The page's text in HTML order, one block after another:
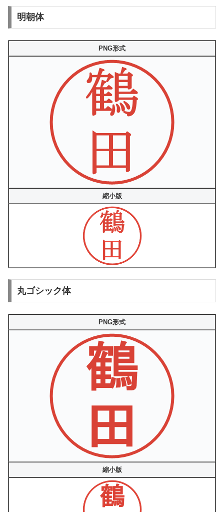
明朝体
PNG形式
縮小版
丸ゴシック体
PNG形式
縮小版